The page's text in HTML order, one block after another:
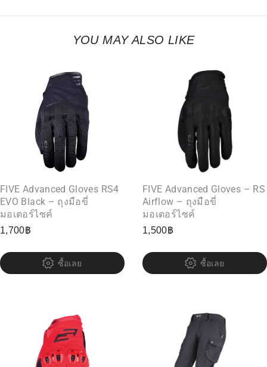
YOU MAY ALSO LIKE
FIVE Advanced Gloves RS4
EVO Black – ถุงมือขี่
มอเตอร์ไซค์
1,700฿
ซื้อเลย
FIVE Advanced Gloves – RS
Airflow – ถุงมือขี่
มอเตอร์ไซค์
1,500฿
ซื้อเลย